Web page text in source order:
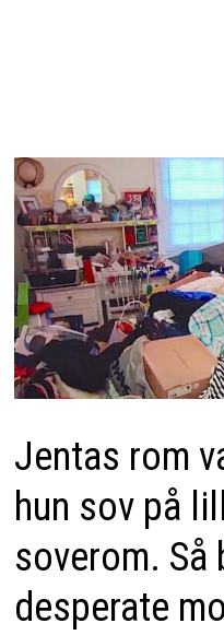
Jentas rom
hun sov på
soverom. Så
desperate